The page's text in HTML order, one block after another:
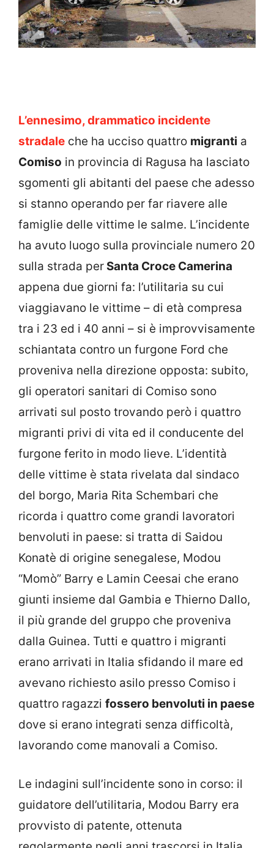
L’ennesimo, drammatico incidente
stradale che ha ucciso quattro migranti a
Comiso in provincia di Ragusa ha lasciato
sgomenti gli abitanti del paese che adesso
si stanno operando per far riavere alle
famiglie delle vittime le salme. L’incidente
ha avuto luogo sulla provinciale numero 20
sulla strada per Santa Croce Camerina
appena due giorni fa: l’utilitaria su cui
viaggiavano le vittime – di età compresa
tra i 23 ed i 40 anni – si è improvvisamente
schiantata contro un furgone Ford che
proveniva nella direzione opposta: subito,
gli operatori sanitari di Comiso sono
arrivati sul posto trovando però i quattro
migranti privi di vita ed il conducente del
furgone ferito in modo lieve. L’identità
delle vittime è stata rivelata dal sindaco
del borgo, Maria Rita Schembari che
ricorda i quattro come grandi lavoratori
benvoluti in paese: si tratta di Saidou
Konatè di origine senegalese, Modou
“Momò” Barry e Lamin Ceesai che erano
giunti insieme dal Gambia e Thierno Dallo,
il più grande del gruppo che proveniva
dalla Guinea. Tutti e quattro i migranti
erano arrivati in Italia sfidando il mare ed
avevano richiesto asilo presso Comiso i
quattro ragazzi fossero benvoluti in paese
dove si erano integrati senza difficoltà,
lavorando come manovali a Comiso.
Le indagini sull’incidente sono in corso: il
guidatore dell’utilitaria, Modou Barry era
provvisto di patente, ottenuta